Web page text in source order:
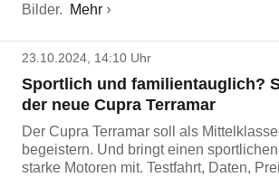
Bilder.
Mehr
23.10.2024, 14:10 Uhr
Sportlich und familientauglich?
der neue Cupra Terramar
Der Cupra Terramar soll als
begeistern. Und bringt einen
starke Motoren mit. Testfahrt, Daten,